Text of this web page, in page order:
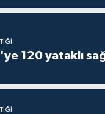
120 yataklı